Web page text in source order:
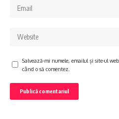
Salvează-mi numele, emailul și site-ul
când o să comentez.